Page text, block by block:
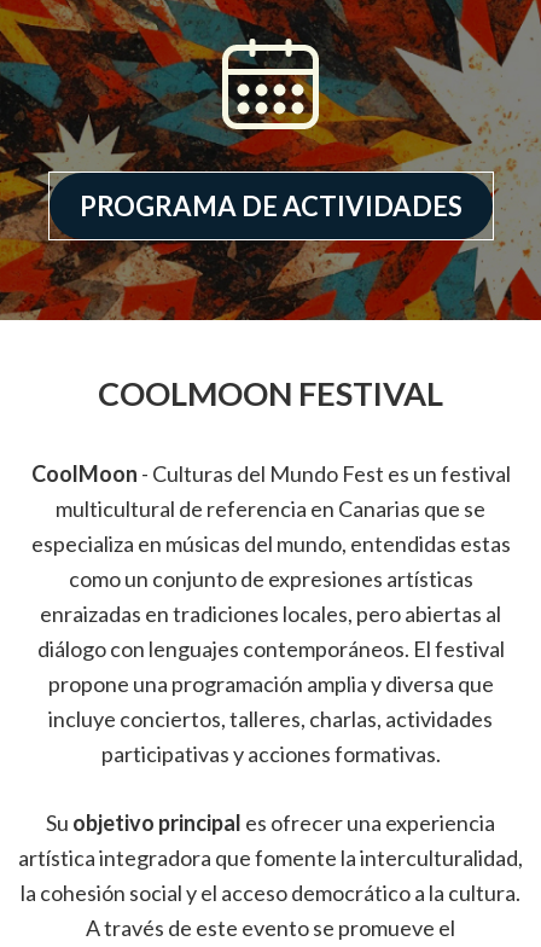
PROGRAMA DE ACTIVIDADES
COOLMOON FESTIVAL
CoolMoon - Culturas del Mundo Fest es un festival
multicultural de referencia en Canarias que se
especializa en músicas del mundo, entendidas estas
como un conjunto de expresiones artísticas
enraizadas en tradiciones locales, pero abiertas al
diálogo con lenguajes contemporáneos. El festival
propone una programación amplia y diversa que
incluye conciertos, talleres, charlas, actividades
participativas y acciones formativas.
Su objetivo principal es ofrecer una experiencia
artística integradora que fomente la interculturalidad,
la cohesión social y el acceso democrático a la cultura.
A través de este evento se promueve el